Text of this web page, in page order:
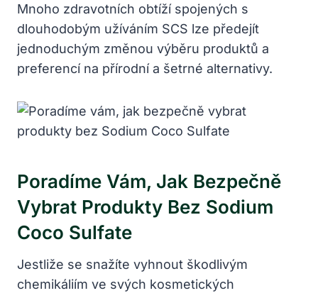
Mnoho zdravotních obtíží spojených s
dlouhodobým užíváním SCS lze předejít
jednoduchým změnou výběru produktů a
preferencí na přírodní a šetrné alternativy.
Poradíme Vám, Jak Bezpečně
Vybrat Produkty Bez Sodium
Coco Sulfate
Jestliže se snažíte vyhnout škodlivým
chemikáliím ve svých kosmetických